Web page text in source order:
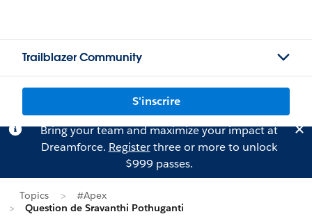
Trailblazer Community
S'inscrire
Bring your team and maximize your impact at
Dreamforce. Registerthree or more to unlock
$999 passes.
Topics
#Apex
Question de Sravanthi Pothuganti